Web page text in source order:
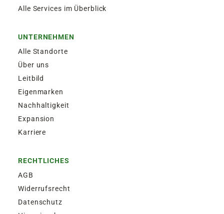
Alle Services im Überblick
UNTERNEHMEN
Alle Standorte
Über uns
Leitbild
Eigenmarken
Nachhaltigkeit
Expansion
Karriere
RECHTLICHES
AGB
Widerrufsrecht
Datenschutz